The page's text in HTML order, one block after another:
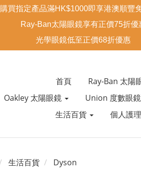
首頁 Ray-Ban 太陽
Oakley 太陽眼鏡
Union 度數眼鏡
生活百貨
個人護
生活百貨 Dyson
購買指定產品滿HK$1000即享港澳順豐
Ray-Ban太陽眼鏡享有正價75折優
光學眼鏡低至正價68折優惠